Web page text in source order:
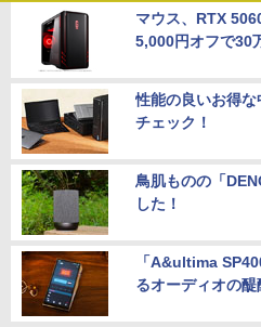
マウス、RTX
5,000円オフで30
性能の良いお得
チェック！
鳥肌ものの「
した！
「A&ultima
るオーディオの醍